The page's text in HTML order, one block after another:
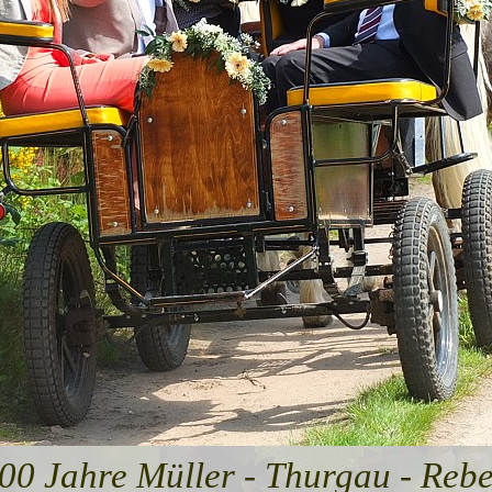
Jahre Müller - Thurgau -